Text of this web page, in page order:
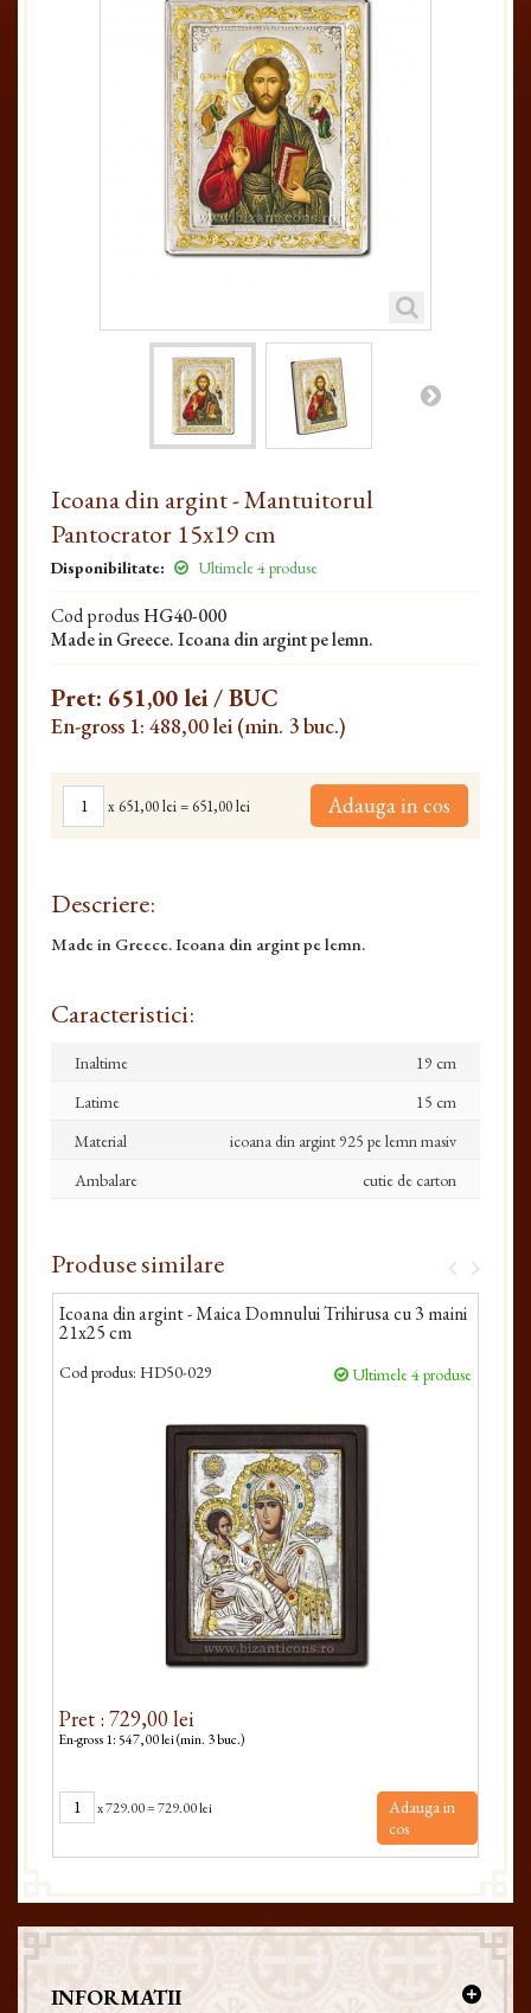
Icoana din argint - Mantuitorul
Pantocrator 15x19 cm
Disponibilitate: Ultimele 4 produse
Cod produsHG40-000
Made in Greece. Icoana din argint pe lemn.
Pret: 651,00 lei/ BUC
En-gross 1: 488,00 lei (min. 3 buc.)
x 651,00 lei= 651,00 lei Adauga in cos
Descriere:
Made in Greece. Icoana din argint pe lemn.
Caracteristici:
Inaltime
19 cm
Latime
15 cm
Material
icoana din argint 925 pe lemn masiv
Ambalare
cutie de carton
Produse similare
Icoana din argint - Maica Domnului Trihirusa cu 3 maini
21x25 cm
Cod produs: HD50-029 Ultimele 4 produse
Pret : 729,00 lei
En-gross 1: 547,00 lei (min. 3 buc.)
x729.00=729.00 lei
Adauga in
cos
INFORMATII